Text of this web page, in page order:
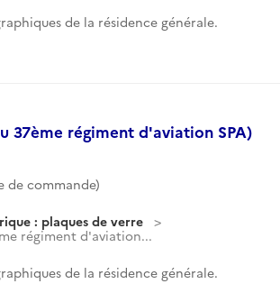
de la résidence générale.
37ème régiment d'aviation SPA)
de commande)
: plaques de verre
régiment d'aviation...
de la résidence générale.